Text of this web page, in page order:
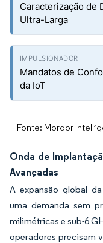
Caracterização de
Ultra-Larga
Mandatos de
da IoT
Fonte: Mordor
Onda de
Avançadas
A expansão global
uma demanda sem
milimétricas e sub-6
operadores precisam